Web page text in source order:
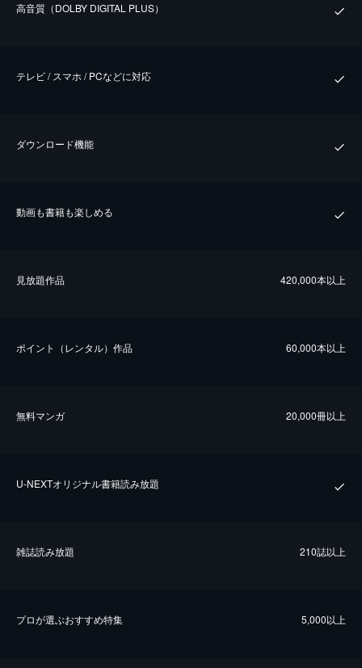
⾼⾳質（DOLBY DIGITAL PLUS）
テレビ / スマホ / PCなどに対応
ダウンロード機能
動画も書籍も楽しめる
⾒放題作品 420,000本以上
ポイント（レンタル）作品 60,000本以上
無料マンガ 20,000冊以上
U-NEXTオリジナル書籍読み放題
雑誌読み放題 210誌以上
プロが選ぶおすすめ特集 5,000以上